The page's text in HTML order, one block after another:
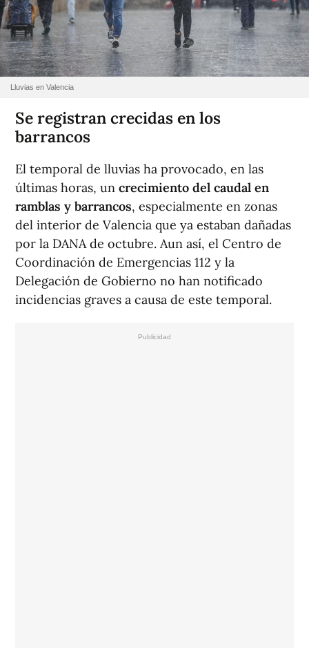
Lluvias en Valencia
Se registran crecidas en los
barrancos
El temporal de lluvias ha provocado, en las
últimas horas, un crecimiento del caudal en
ramblas y barrancos, especialmente en zonas
del interior de Valencia que ya estaban dañadas
por la DANA de octubre. Aun así, el Centro de
Coordinación de Emergencias 112 y la
Delegación de Gobierno no han notificado
incidencias graves a causa de este temporal.